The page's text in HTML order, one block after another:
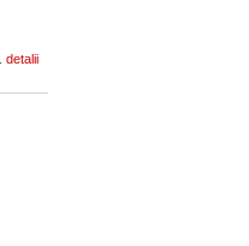
detalii